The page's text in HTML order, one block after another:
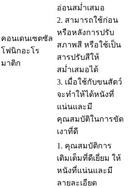
คอนเดนเซตซัล
โฟนิกอะโร
มาติก
อ่อนสม่ำเสมอ
2. สามารถใช้ก่อน
หรือหลังการปรับ
สภาพสี หรือใช้เป็น
สารปรับสีให้
สม่ำเสมอได้
3. เมื่อใช้กับขนสัตว์
จะทำให้ได้หนังที่
แน่นและมี
คุณสมบัติในการขัด
เงาที่ดี
1. คุณสมบัติการ
เติมเต็มที่ดีเยี่ยม ให้
หนังที่แน่นและมี
ลายละเอียด